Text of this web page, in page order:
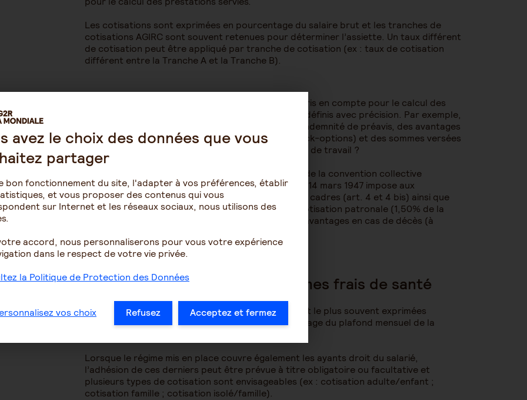
Les cotisations sont exprimées en pourcentage du salaire brut et les tranches de
cotisations AGIRC sont souvent retenues pour déterminer l’assiette. Un taux différent
de cotisation peut être appliqué par tranche de cotisation (ex : taux de cotisation
différent entre la Tranche A et la Tranche B).
: les éléments de rémunération pris en compte pour le calcul des
cotisations, et donc des prestations, doivent être définis avec précision. Par exemple,
quid du 13ème mois, de la prime de vacances, de l’indemnité de préavis, des avantages
en nature, des revenus du capital (notamment stock-options) et des sommes versées
à titre exceptionnel lors de la cessation du contrat de travail ?
Il est également important de noter que l’article 7 de la convention collective
nationale de retraite et prévoyance des cadres du 14 mars 1947 impose aux
entreprises employant des cadres ou des assimilés cadres (art. 4 et 4 bis) ainsi que
les VRP relevant du régime AGIRC, de verser une cotisation patronale (1,50% de la
tranche A) affectée par priorité à la couverture d’avantages en cas de décès (à
Cotisations affectées aux régimes frais de santé
Dans les régimes frais de santé, les cotisations sont le plus souvent exprimées
forfaitairement (ex : XX€ par mois) ou en pourcentage du plafond mensuel de la
Lorsque le régime mis en place couvre également les ayants droit du salarié,
l’adhésion de ces derniers peut être prévue à titre obligatoire ou facultative et
plusieurs types de cotisation sont envisageables (ex : cotisation adulte/enfant ;
cotisation famille ; cotisation isolé/famille).
avez le choix des données que vous
partager
bon fonctionnement du site, l'adapter à vos préférences, établir
et vous proposer des contenus qui vous
sur Internet et les réseaux sociaux, nous utilisons des
accord, nous personnaliserons pour vous votre expérience
dans le respect de votre vie privée.
la Politique de Protection des Données
vos choix Refusez Acceptez et fermez